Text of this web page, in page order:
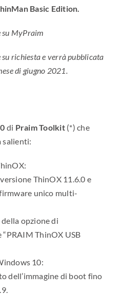
Basic Edition.
su MyPraim
su richiesta e verrà pubblicata
di giugno 2021.
di Praim Toolkit(*) che
salienti:
ThinOX 11.6.0 e
unico multi-
opzione di
ThinOX USB
10:
dell’immagine di boot fino